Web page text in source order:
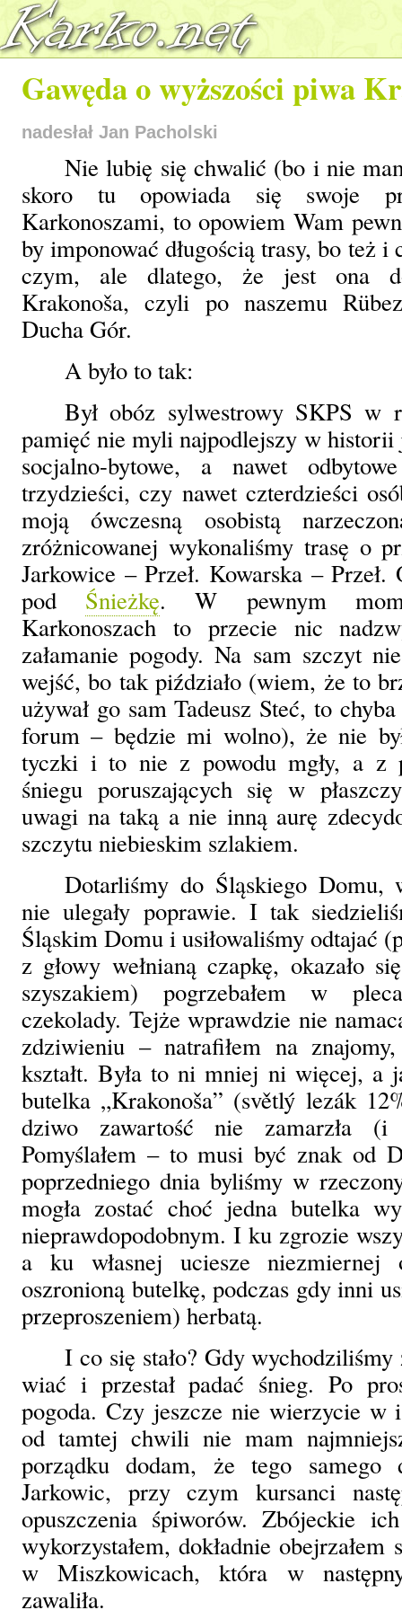
Gawęda o wyższości piwa
nadesłał Jan Pacholski
Nie lubię się chwalić (bo i nie
skoro tu opowiada się swoje
Karkonoszami, to opowiem Wam
by imponować długością trasy, bo też i
czym, ale dlatego, że jest ona
Krakonoša, czyli po naszemu
Ducha Gór.
A było to tak:
Był obóz sylwestrowy SKPS
pamięć nie myli najpodlejszy w
socjalno-bytowe, a nawet
trzydzieści, czy nawet czterdzieści
moją ówczesną osobistą
zróżnicowanej wykonaliśmy trasę o
Jarkowice – Przeł. Kowarska –
pod Śnieżkę. W pewnym
Karkonoszach to przecie nic
załamanie pogody. Na sam szczyt
wejść, bo tak piździało (wiem, że to
używał go sam Tadeusz Steć, to
forum – będzie mi wolno), że nie
tyczki i to nie z powodu mgły, a z
śniegu poruszających się w
uwagi na taką a nie inną aurę
szczytu niebieskim szlakiem.
Dotarliśmy do Śląskiego Domu,
nie ulegały poprawie. I tak
Śląskim Domu i usiłowaliśmy odtajać
z głowy wełnianą czapkę, okazało
szyszakiem) pogrzebałem w
czekolady. Tejże wprawdzie nie
zdziwieniu – natrafiłem na
kształt. Była to ni mniej ni więcej, a
butelka „Krakonoša” (světlý lezák
dziwo zawartość nie zamarzła
Pomyślałem – to musi być znak od
poprzedniego dnia byliśmy w
mogła zostać choć jedna butelka
nieprawdopodobnym. I ku zgrozie
a ku własnej uciesze niezmiernej
oszronioną butelkę, podczas gdy inni
przeproszeniem) herbatą.
I co się stało? Gdy
wiać i przestał padać śnieg. Po
pogoda. Czy jeszcze nie wierzycie w
od tamtej chwili nie mam
porządku dodam, że tego samego
Jarkowic, przy czym kursanci
opuszczenia śpiworów. Zbójeckie
wykorzystałem, dokładnie
w Miszkowicach, która w
zawaliła.